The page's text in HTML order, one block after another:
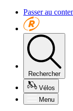
Passer au
Rechercher
Vélos
Menu